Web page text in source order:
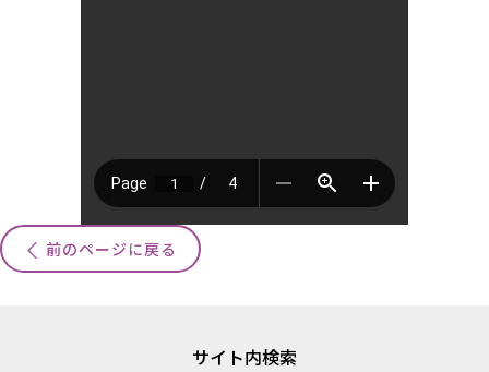
前のページに戻る
サイト内検索